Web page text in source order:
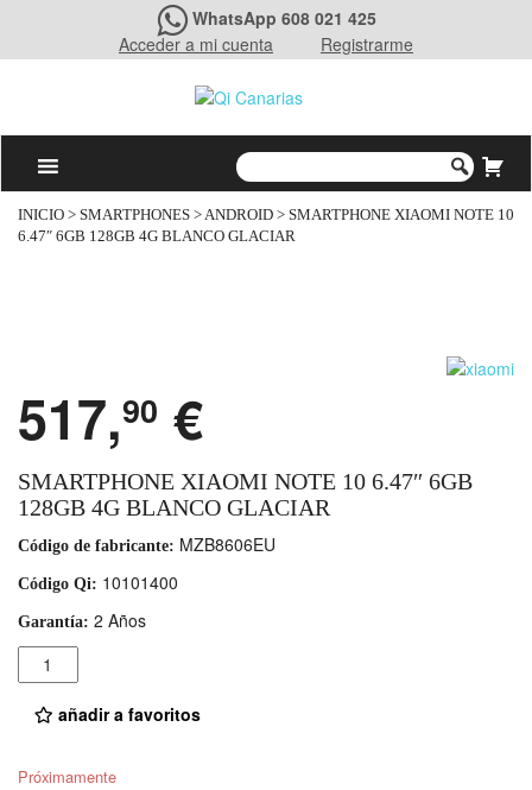
WhatsApp 608 021 425
Acceder a mi cuenta
Registrarme
INICIO > SMARTPHONES >ANDROID > SMARTPHONE XIAOMI NOTE 10
6.47″ 6GB 128GB 4G BLANCO GLACIAR
517,90 €
SMARTPHONE XIAOMI NOTE 10 6.47″ 6GB
128GB 4G BLANCO GLACIAR
Código de fabricante: MZB8606EU
Código Qi: 10101400
Garantía: 2 Años
Cantidad
añadir a favoritos
Próximamente